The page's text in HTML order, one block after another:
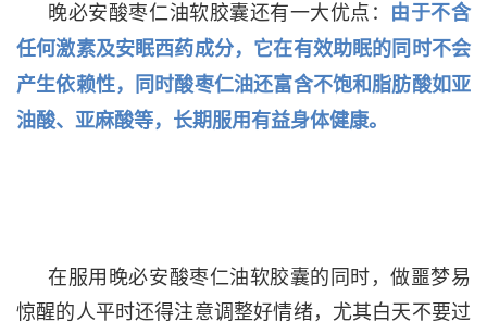
晚必安酸枣仁油软胶囊还有一大优点： 由于不含
任何激素及安眠西药成分，它在有效助眠的同时不会
产生依赖性，同时酸枣仁油还富含不饱和脂肪酸如亚
油酸、亚麻酸等，长期服用有益身体健康。
在服用晚必安酸枣仁油软胶囊的同时，做噩梦易
惊醒的人平时还得注意调整好情绪，尤其白天不要过